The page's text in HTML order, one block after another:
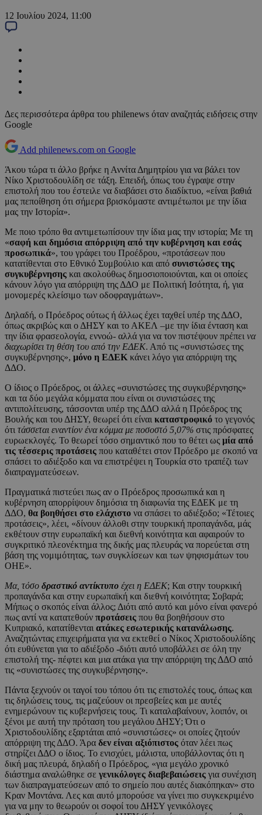
12 Ιουλίου 2024, 11:00
Δες περισσότερα άρθρα του philenews όταν αναζητάς ειδήσεις στην
Google
Add philenews.com on Google
Άκου τώρα τι άλλο βρήκε η Αννίτα Δημητρίου για να βάλει τον
Νίκο Χριστοδουλίδη σε τάξη. Επειδή, όπως του έγραψε στην
επιστολή που του έστειλε να διαβάσει στο διαδίκτυο, «είναι βαθιά
μας πεποίθηση ότι σήμερα βρισκόμαστε αντιμέτωποι με την ίδια
μας την Ιστορία».
Με ποιο τρόπο θα αντιμετωπίσουν την ίδια μας την ιστορία; Με τη
«σαφή και δημόσια απόρριψη από την κυβέρνηση και εσάς
προσωπικά», του γράφει του Προέδρου, «προτάσεων που
κατατίθενται στο Εθνικό Συμβούλιο και από συνιστώσες της
συγκυβέρνησης και ακολούθως δημοσιοποιούνται, και οι οποίες
κάνουν λόγο για απόρριψη της ΔΔΟ με Πολιτική Ισότητα, ή, για
μονομερές κλείσιμο των οδοφραγμάτων».
Δηλαδή, ο Πρόεδρος ούτως ή άλλως έχει ταχθεί υπέρ της ΔΔΟ,
όπως ακριβώς και ο ΔΗΣΥ και το ΑΚΕΛ –με την ίδια ένταση και
την ίδια φρασεολογία, εννοώ- αλλά για να τον πιστέψουν πρέπει να
διαχωρίσει τη θέση του από την ΕΔΕΚ. Από τις «συνιστώσες της
συγκυβέρνησης», μόνο η ΕΔΕΚ κάνει λόγο για απόρριψη της
ΔΔΟ.
Ο ίδιος ο Πρόεδρος, οι άλλες «συνιστώσες της συγκυβέρνησης»
και τα δύο μεγάλα κόμματα που είναι οι συνιστώσες της
αντιπολίτευσης, τάσσονται υπέρ της ΔΔΟ αλλά η Πρόεδρος της
Βουλής και του ΔΗΣΥ, θεωρεί ότι είναι καταστροφικό το γεγονός
ότι τάσσεται εναντίον ένα κόμμα με ποσοστό 5,07% στις πρόσφατες
ευρωεκλογές. Το θεωρεί τόσο σημαντικό που το θέτει ως μία από
τις τέσσερις προτάσεις που καταθέτει στον Πρόεδρο με σκοπό να
σπάσει το αδιέξοδο και να επιστρέψει η Τουρκία στο τραπέζι των
διαπραγματεύσεων.
Πραγματικά πιστεύει πως αν ο Πρόεδρος προσωπικά και η
κυβέρνηση απορρίψουν δημόσια τη διαφωνία της ΕΔΕΚ με τη
ΔΔΟ, θα βοηθήσει στο ελάχιστο να σπάσει το αδιέξοδο; «Τέτοιες
προτάσεις», λέει, «δίνουν άλλοθι στην τουρκική προπαγάνδα, μάς
εκθέτουν στην ευρωπαϊκή και διεθνή κοινότητα και αφαιρούν το
συγκριτικό πλεονέκτημα της δικής μας πλευράς να πορεύεται στη
βάση της νομιμότητας, των συγκλίσεων και των ψηφισμάτων του
ΟΗΕ».
Μα, τόσο δραστικό αντίκτυπο έχει η ΕΔΕΚ; Και στην τουρκική
προπαγάνδα και στην ευρωπαϊκή και διεθνή κοινότητα; Σοβαρά;
Μήπως ο σκοπός είναι άλλος; Διότι από αυτό και μόνο είναι φανερό
πως αντί να κατατεθούν προτάσεις που θα βοηθήσουν στο
Κυπριακό, κατατίθενται ατάκες εσωτερικής κατανάλωσης.
Αναζητώντας επιχειρήματα για να εκτεθεί ο Νίκος Χριστοδουλίδης
ότι ευθύνεται για το αδιέξοδο -διότι αυτό υποβάλλει σε όλη την
επιστολή της- πέφτει και μια ατάκα για την απόρριψη της ΔΔΟ από
τις «συνιστώσες της συγκυβέρνησης».
Πάντα ξεχνούν οι ταγοί του τόπου ότι τις επιστολές τους, όπως και
τις δηλώσεις τους, τις μαζεύουν οι πρεσβείες και με αυτές
ενημερώνουν τις κυβερνήσεις τους. Τι καταλαβαίνουν, λοιπόν, οι
ξένοι με αυτή την πρόταση του μεγάλου ΔΗΣΥ; Ότι ο
Χριστοδουλίδης εξαρτάται από «συνιστώσες» οι οποίες ζητούν
απόρριψη της ΔΔΟ. Άρα δεν είναι αξιόπιστος όταν λέει πως
στηρίζει ΔΔΟ ο ίδιος. Το ενισχύει, μάλιστα, υποβάλλοντας ότι η
δική μας πλευρά, δηλαδή ο Πρόεδρος, «για μεγάλο χρονικό
διάστημα αναλώθηκε σε γενικόλογες διαβεβαιώσεις για συνέχιση
των διαπραγματεύσεων από το σημείο που αυτές διακόπηκαν» στο
Κραν Μοντάνα. Λες και αυτό μπορούσε να γίνει πιο συγκεκριμένο
για να μην το θεωρούν οι σοφοί του ΔΗΣΥ γενικόλογες